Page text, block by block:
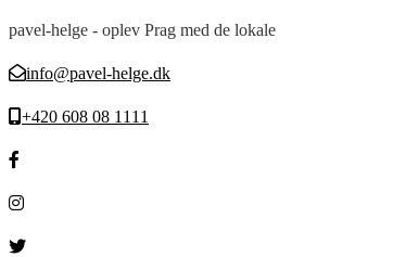
pavel-helge - oplev Prag med de lokale
info@pavel-helge.dk
+420 608 08 1111